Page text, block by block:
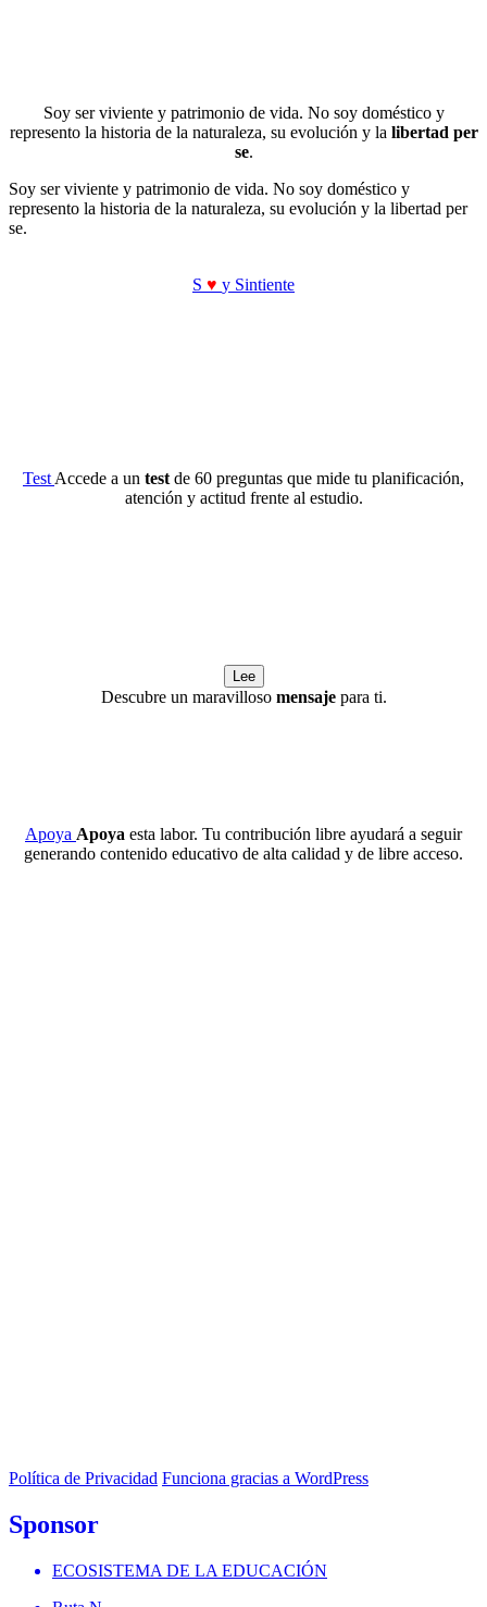
Soy ser viviente y patrimonio de vida. No soy doméstico y
represento la historia de la naturaleza, su evolución y la libertad per
se.
Soy ser viviente y patrimonio de vida. No soy doméstico y
represento la historia de la naturaleza, su evolución y la libertad per
se.
S ♥ y Sintiente
Test Accede a un test de 60 preguntas que mide tu planificación,
atención y actitud frente al estudio.
Lee
Descubre un maravilloso mensajepara ti.
Apoya Apoya esta labor. Tu contribución libre ayudará a seguir
generando contenido educativo de alta calidad y de libre acceso.
Política de Privacidad Funciona gracias a WordPress
Sponsor
ECOSISTEMA DE LA EDUCACIÓN